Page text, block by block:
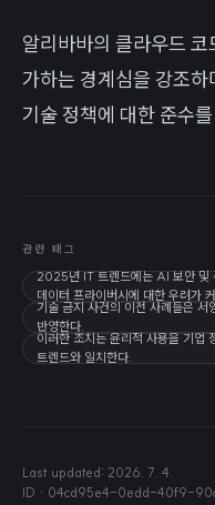
알리바바의 클라우드
가하는 경계심을 강조
기술 정책에 대한 준수
관련 태그
2025년 IT 트렌드에는 AI 보안 및
데이터 프라이버시에 대한 우려가
기술 금지 사건의 이전 사례들은 서
반영한다.
이러한 조치는 윤리적 사용을 기업
트렌드와 일치한다.
Last updated: 2026. 7. 4.
ID · 04cd95e4-0edd-40f9-